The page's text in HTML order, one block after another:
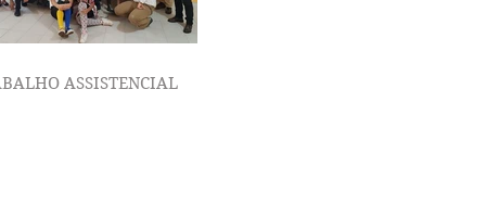
ASSISTENCIAL